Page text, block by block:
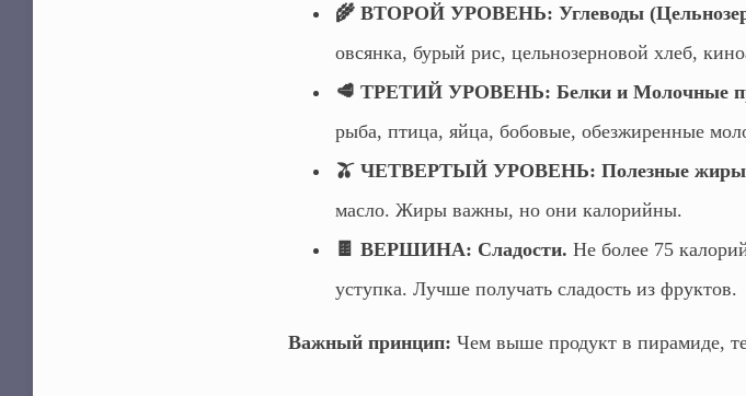
🌾 ВТОРОЙ УРОВЕНЬ: Углеводы
овсянка, бурый рис, цельнозерновой хлеб,
🥩 ТРЕТИЙ УРОВЕНЬ: Белки и Молочные
рыба, птица, яйца, бобовые, обезжиренные
🫒 ЧЕТВЕРТЫЙ УРОВЕНЬ: Полезные
масло. Жиры важны, но они калорийны.
🍫 ВЕРШИНА: Сладости. Не более 75
уступка. Лучше получать сладость из фруктов.
Важный принцип: Чем выше продукт в пирамиде,